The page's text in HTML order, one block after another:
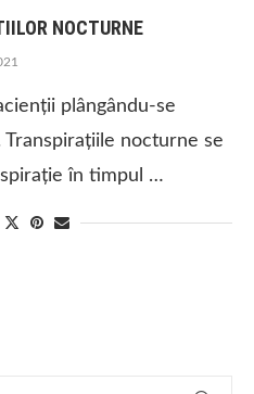
NOCTURNE
plângându-se
nocturne se
în timpul …